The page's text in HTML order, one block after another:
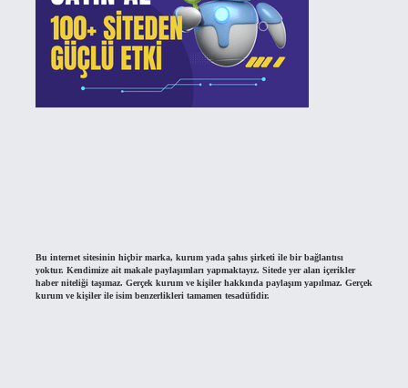
Bu internet sitesinin hiçbir marka, kurum yada şahıs şirketi ile bir bağlantısı
yoktur. Kendimize ait makale paylaşımları yapmaktayız. Sitede yer alan içerikler
haber niteliği taşımaz. Gerçek kurum ve kişiler hakkında paylaşım yapılmaz. Gerçek
kurum ve kişiler ile isim benzerlikleri tamamen tesadüfidir.